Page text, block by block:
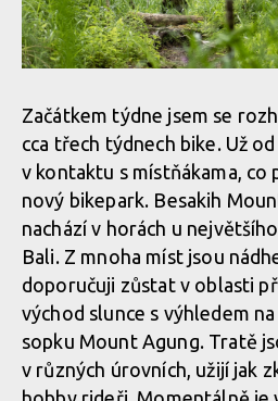
Začátkem týdne jsem se
cca třech týdnech bike. Už
v kontaktu s místňákama, co
nový bikepark. Besakih
nachází v horách u
Bali. Z mnoha míst jsou
doporučuji zůstat v oblasti
východ slunce s výhledem
sopku Mount Agung. Tratě
v různých úrovních, užijí jak